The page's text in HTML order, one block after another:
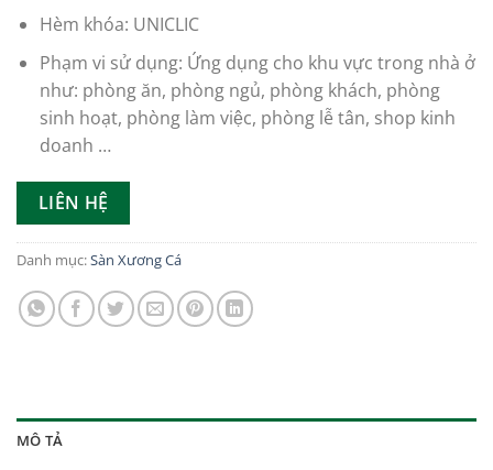
Hèm khóa: UNICLIC
Phạm vi sử dụng: Ứng dụng cho khu vực trong nhà ở
như: phòng ăn, phòng ngủ, phòng khách, phòng
sinh hoạt, phòng làm việc, phòng lễ tân, shop kinh
doanh …
LIÊN HỆ
Danh mục:Sàn Xương Cá
MÔ TẢ